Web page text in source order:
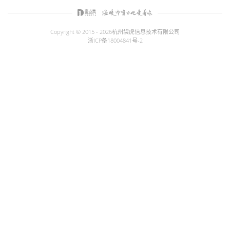
Copyright © 2015 - 2026杭州袋虎信息技术有限公司
浙ICP备18004841号-2